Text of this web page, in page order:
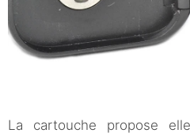
La cartouche propose